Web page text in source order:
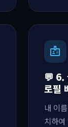
badge
💬 6.
로필
내 이
치하